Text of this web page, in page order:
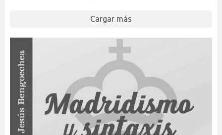
Cargar más